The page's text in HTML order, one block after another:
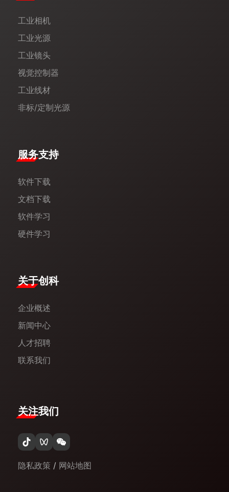
工业相机
工业光源
工业镜头
视觉控制器
工业线材
非标/定制光源
服务支持
软件下载
文档下载
软件学习
硬件学习
​关于创科​
企业概述
新闻中心​
人才招聘
联系我们
关注我们
隐私政策 / 网站地图